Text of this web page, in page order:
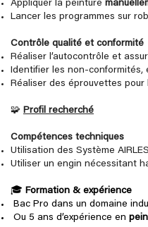
Appliquer la peinture
Lancer les programmes sur
Contrôle qualité et conformité
Réaliser l’autocontrôle et
Identifier les
Réaliser des éprouvettes pour
🧩 Profil recherché
Compétences techniques
Utilisation des Système
Utiliser un engin nécessitant
🎓 Formation & expérience
Bac Pro dans un domaine
Ou 5 ans d’expérience en